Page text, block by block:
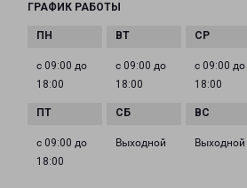
ГРАФИК РАБОТЫ
с 09:00 до
18:00
с 09:00 до
18:00
с 09:00 до
18:00
с 09:00 до
18:00
Выходной Выходной